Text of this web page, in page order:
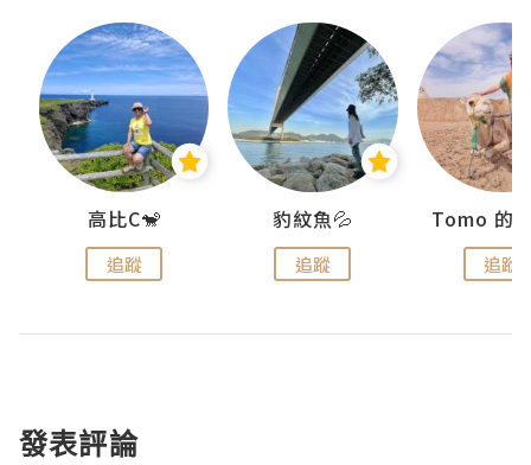
高比C🐒
追蹤
豹紋魚💦
追蹤 追蹤
發表評論